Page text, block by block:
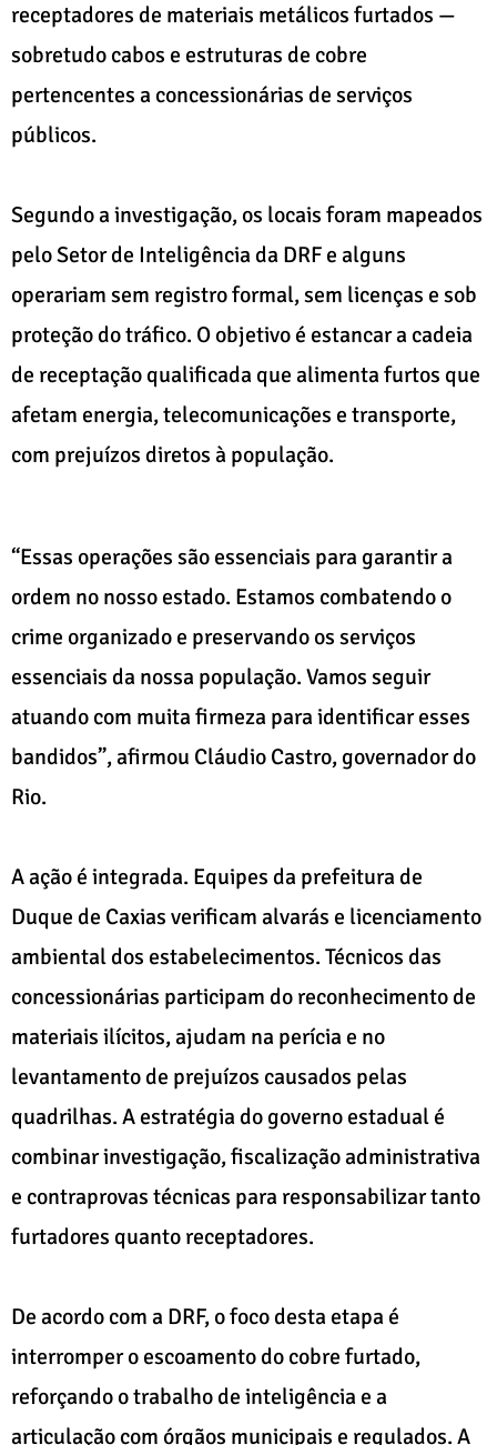
receptadores de materiais metálicos furtados —
sobretudo cabos e estruturas de cobre
pertencentes a concessionárias de serviços
públicos.
Segundo a investigação, os locais foram mapeados
pelo Setor de Inteligência da DRF e alguns
operariam sem registro formal, sem licenças e sob
proteção do tráfico. O objetivo é estancar a cadeia
de receptação qualificada que alimenta furtos que
afetam energia, telecomunicações e transporte,
com prejuízos diretos à população.
“Essas operações são essenciais para garantir a
ordem no nosso estado. Estamos combatendo o
crime organizado e preservando os serviços
essenciais da nossa população. Vamos seguir
atuando com muita firmeza para identificar esses
bandidos”, afirmou Cláudio Castro, governador do
Rio.
A ação é integrada. Equipes da prefeitura de
Duque de Caxias verificam alvarás e licenciamento
ambiental dos estabelecimentos. Técnicos das
concessionárias participam do reconhecimento de
materiais ilícitos, ajudam na perícia e no
levantamento de prejuízos causados pelas
quadrilhas. A estratégia do governo estadual é
combinar investigação, fiscalização administrativa
e contraprovas técnicas para responsabilizar tanto
furtadores quanto receptadores.
De acordo com a DRF, o foco desta etapa é
interromper o escoamento do cobre furtado,
reforçando o trabalho de inteligência e a
articulação com órgãos municipais e regulados. A